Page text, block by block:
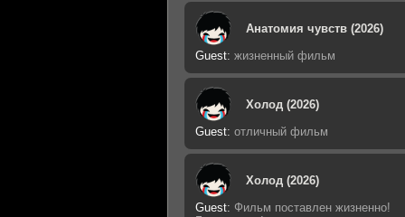
Анатомия чувств (2026)
Guest: жизненный фильм
Холод (2026)
Guest: отличный фильм
Холод (2026)
Guest: Фильм поставлен жизненно!